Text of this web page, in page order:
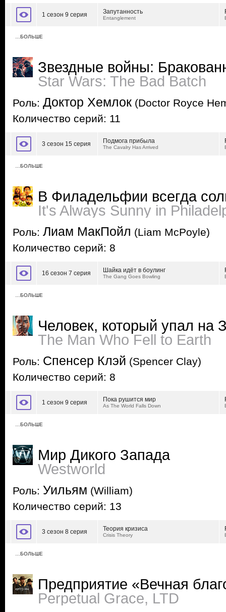
1 сезон 9 серия Запутанность
Entanglement
…БОЛЬШЕ
Звездные войны:
Star Wars: The Bad Batch
Роль: Доктор Хемлок (Doctor Royce
Количество серий: 11
3 сезон 15 серия Подмога прибыла
The Cavalry Has Arrived
…БОЛЬШЕ
В Филадельфии всегда
It's Always Sunny in
Роль: Лиам МакПойл (Liam McPoyle)
Количество серий: 8
16 сезон 7 серия Шайка идёт в боулинг
The Gang Goes Bowling
…БОЛЬШЕ
Человек, который упал на
The Man Who Fell to Earth
Роль: Спенсер Клэй (Spencer Clay)
Количество серий: 8
1 сезон 9 серия Пока рушится мир
As The World Falls Down
…БОЛЬШЕ
Мир Дикого Запада
Westworld
Роль: Уильям (William)
Количество серий: 13
3 сезон 8 серия Теория кризиса
Crisis Theory
…БОЛЬШЕ
Предприятие «Вечная
Perpetual Grace, LTD